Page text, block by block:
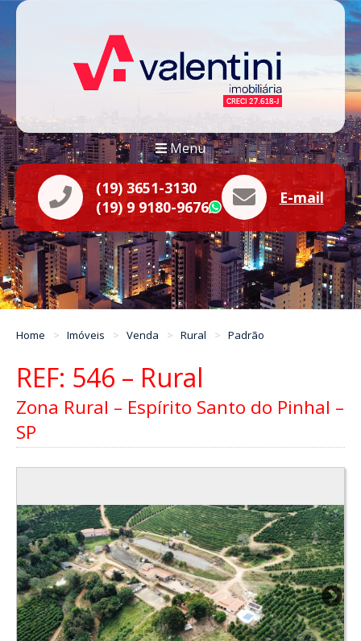
Menu
(19) 3651-3130
(19) 9 9180-9676
WhatsApp
E-mail
Home Imóveis Venda Rural Padrão
REF: 546 – Rural
Zona Rural – Espírito Santo do Pinhal –
SP